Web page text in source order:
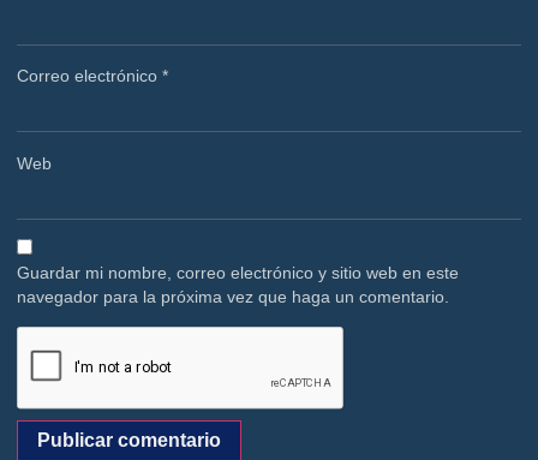
Correo electrónico*
Web
Guardar mi nombre, correo electrónico y sitio web en este
navegador para la próxima vez que haga un comentario.